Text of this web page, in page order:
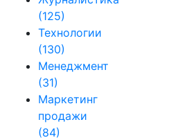
(125)
Технологии
(130)
Менеджмент
(31)
Маркетинг
продажи
(84)